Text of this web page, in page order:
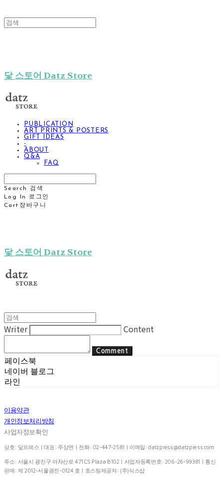
닻 스토어 Datz Store
PUBLICATION
ART PRINTS & POSTERS
GIFT IDEAS
-
ABOUT
Q&A
FAQ
Search
검색
Log In
로그인
Cart 장바구니
닻 스토어 Datz Store
Writer Content
Comment
페이스북
네이버 블로그
라인
이용약관
개인정보처리방침
사업자정보확인
상호: 닻프레스 | 대표: 주상연 | 전화: 02-447-2581 | 이메일:datzpress@datzpress.com
주소: 서울시 광진구 아차산로 471 CS Plaza B102 | 사업자등록번호: 206-26-99381 | 통신
판매: 제 2012-서울광진-0124 호 | 호스팅제공자: (주)식스샵